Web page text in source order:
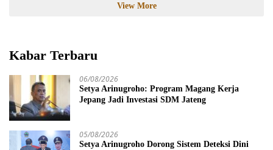
View More
Kabar Terbaru
06/08/2026
Setya Arinugroho: Program Magang Kerja
Jepang Jadi Investasi SDM Jateng
05/08/2026
Setya Arinugroho Dorong Sistem Deteksi Dini